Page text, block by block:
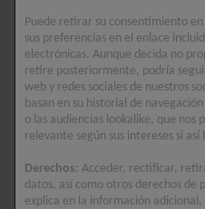
Nuestro primer suplemento
de colágeno co-
desarrollado con
dermatólogos y
nutricionistas, clínicamente
testado y con colágeno
extraído de la cáscara de
huevo. Con 1 cápsula,
consigues 3 acciones: rostro,
cuerpo y uñas.
Puede retirar su consentimiento
sus preferencias en el enlace
electrónicas. Aunque decida no
retire posteriormente, podría
web y redes sociales de nuestros
basan en su historial de
o las audiencias lookalike, que
relevante según sus intereses si así
Derechos: Acceder, rectificar,
datos, así como otros derechos de
explica en la información adicional.